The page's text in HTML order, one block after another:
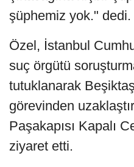
şüphemiz yok." dedi.
Özel, İstanbul
suç örgütü
tutuklanarak
görevinden
Paşakapısı Kapalı
ziyaret etti.